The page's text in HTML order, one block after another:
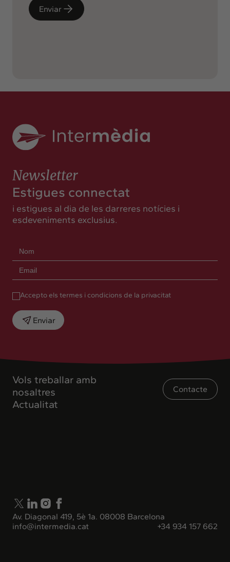
Enviar
Vols treballar amb
nosaltres
Actualitat
Contacte
Av. Diagonal 419, 5è 1a. 08008 Barcelona
info@intermedia.cat
+34 934 157 662
Newsletter
Estigues connectat
i estigues al dia de les darreres notícies i
esdeveniments exclusius.
Accepto els termes i condicions de la privacitat
Enviar